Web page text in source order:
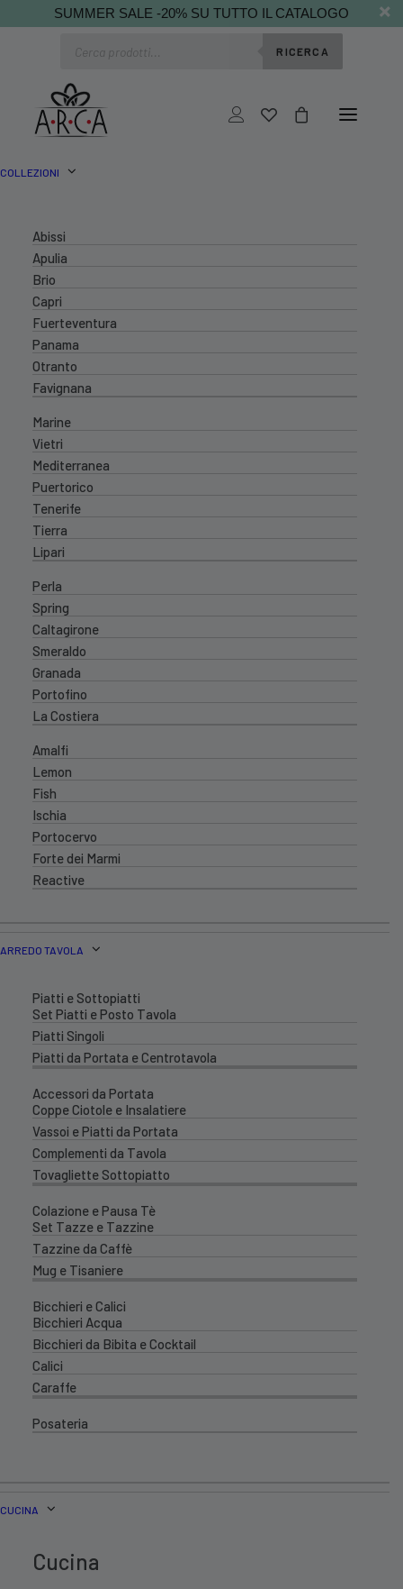
SUMMER SALE -20% SU TUTTO IL CATALOGO
RICERCA
COLLEZIONI
Abissi
Apulia
Brio
Capri
Fuerteventura
Panama
Otranto
Favignana
Marine
Vietri
Mediterranea
Puertorico
Tenerife
Tierra
Lipari
Perla
Spring
Caltagirone
Smeraldo
Granada
Portofino
La Costiera
Amalfi
Lemon
Fish
Ischia
Portocervo
Forte dei Marmi
Reactive
ARREDO TAVOLA
Piatti e Sottopiatti
Set Piatti e Posto Tavola
Piatti Singoli
Piatti da Portata e Centrotavola
Accessori da Portata
Coppe Ciotole e Insalatiere
Vassoi e Piatti da Portata
Complementi da Tavola
Tovagliette Sottopiatto
Colazione e Pausa Tè
Set Tazze e Tazzine
Tazzine da Caffè
Mug e Tisaniere
Bicchieri e Calici
Bicchieri Acqua
Bicchieri da Bibita e Cocktail
Calici
Caraffe
Posateria
CUCINA
Cucina